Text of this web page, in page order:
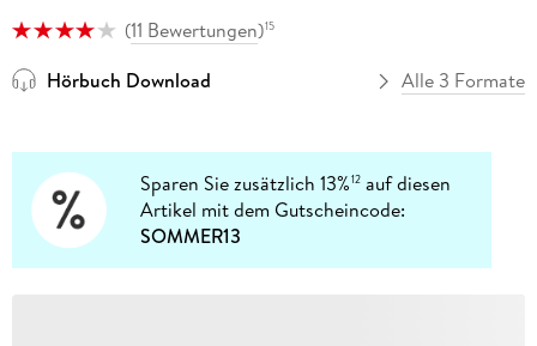
(11 Bewertungen)15
Hörbuch Download Alle 3 Formate
Sparen Sie zusätzlich 13%12 auf diesen
Artikel mit dem Gutscheincode:
SOMMER13